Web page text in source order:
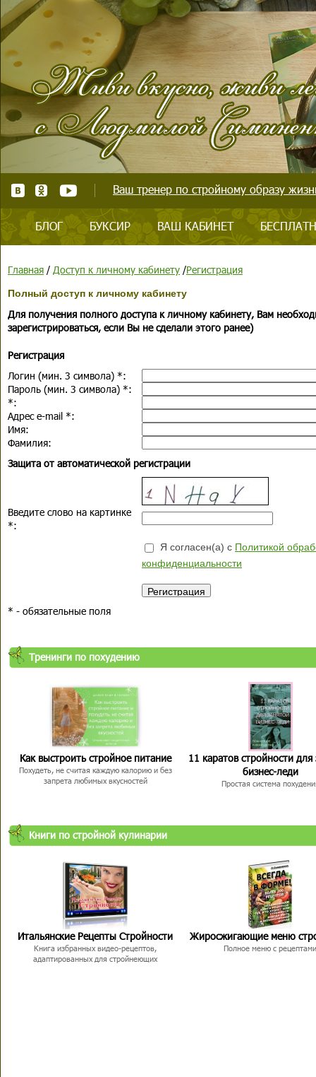
Ваш тренер по стройному образу
БЛОГ БУКСИР ВАШ КАБИНЕТ
Главная / Доступ к личному кабинету /Регистрация
Полный доступ к личному кабинету
Для получения полного доступа к личному кабинету, Вам
зарегистрироваться, если Вы не сделали этого ранее)
Регистрация
Логин (мин. 3 символа) *:
Пароль (мин. 3 символа) *:
*:
Адрес e-mail *:
Имя:
Фамилия:
Защита от автоматической регистрации
Введите слово на картинке
*:
Я согласен(а) с Политикой
конфиденциальности
* - обязательные поля
Тренинги по похудению
Как выстроить стройное питание
Похудеть, не считая каждую калорию и без
запрета любимых вкусностей
11 каратов стройности для
бизнес-леди
Простая система
Книги по стройной кулинарии
Итальянские Рецепты Стройности
Книга избранных видео-рецептов,
адаптированных для стройнеющих
Жиросжигающие меню
Полное меню с рецептами